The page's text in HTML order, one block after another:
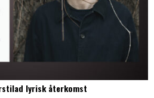
lyrisk återkomst